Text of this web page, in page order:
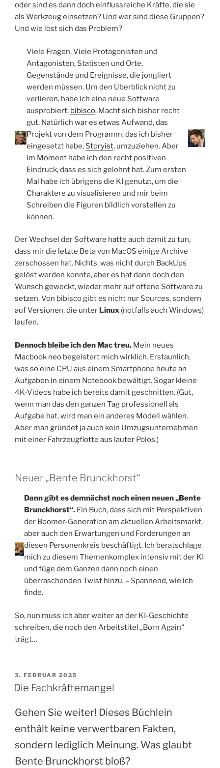
oder sind es dann doch einflussreiche Kräfte, die sie
als Werkzeug einsetzen? Und wer sind diese Gruppen?
Und wie löst sich das Problem?
Viele Fragen. Viele Protagonisten und
Antagonisten, Statisten und Orte,
Gegenstände und Ereignisse, die jongliert
werden müssen. Um den Überblick nicht zu
verlieren, habe ich eine neue Software
ausprobiert: bibisco. Macht sich bisher recht
gut. Natürlich war es etwas Aufwand, das
Projekt von dem Programm, das ich bisher
eingesetzt habe, Storyist, umzuziehen. Aber
im Moment habe ich den recht positiven
Eindruck, dass es sich gelohnt hat. Zum ersten
Mal habe ich übrigens die KI genutzt, um die
Charaktere zu visualisieren und mir beim
Schreiben die Figuren bildlich vorstellen zu
können.
Der Wechsel der Software hatte auch damit zu tun,
dass mir die letzte Beta von MacOS einige Archive
zerschossen hat. Nichts, was nicht durch BackUps
gelöst werden konnte, aber es hat dann doch den
Wunsch geweckt, wieder mehr auf offene Software zu
setzen. Von bibisco gibt es nicht nur Sources, sondern
auf Versionen, die unter Linux (notfalls auch Windows)
laufen.
Dennoch bleibe ich den Mac treu. Mein neues
Macbook neo begeistert mich wirklich. Erstaunlich,
was so eine CPU aus einem Smartphone heute an
Aufgaben in einem Notebook bewältigt. Sogar kleine
4K-Videos habe ich bereits damit geschnitten. (Gut,
wenn man das den ganzen Tag professionell als
Aufgabe hat, wird man ein anderes Modell wählen.
Aber man gründet ja auch kein Umzugsunternehmen
mit einer Fahrzeugflotte aus lauter Polos.)
Neuer „Bente Brunckhorst“
Dann gibt es demnächst noch einen neuen „Bente
Brunckhorst“. Ein Buch, dass sich mit Perspektiven
der Boomer-Generation am aktuellen Arbeitsmarkt,
aber auch den Erwartungen und Forderungen an
diesen Personenkreis beschäftigt. Ich beratschlage
mich zu diesem Themenkomplex intensiv mit der KI
und füge dem Ganzen dann noch einen
überraschenden Twist hinzu. – Spannend, wie ich
finde.
So, nun muss ich aber weiter an der KI-Geschichte
schreiben, die noch den Arbeitstitel „Born Again“
trägt…
VERÖFFENTLICHT
AM
3. FEBRUAR 2025
Die Fachkräftemangel
Gehen Sie weiter! Dieses Büchlein
enthält keine verwertbaren Fakten,
sondern lediglich Meinung. Was glaubt
Bente Brunckhorst bloß?